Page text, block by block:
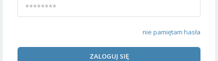
nie pamiętam hasła
ZALOGUJ SIĘ